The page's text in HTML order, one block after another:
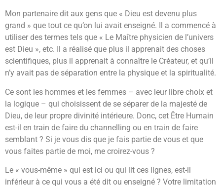
Mon partenaire dit aux gens que « Dieu est devenu plus
grand » que tout ce qu’on lui avait enseigné. Il a commencé à
utiliser des termes tels que « Le Maître physicien de l’univers
est Dieu », etc. Il a réalisé que plus il apprenait des choses
scientifiques, plus il apprenait à connaître le Créateur, et qu’il
n’y avait pas de séparation entre la physique et la spiritualité.
Ce sont les hommes et les femmes – avec leur libre choix et
la logique – qui choisissent de se séparer de la majesté de
Dieu, de leur propre divinité intérieure. Donc, cet Être Humain
est-il en train de faire du channelling ou en train de faire
semblant ? Si je vous dis que je fais partie de vous et que
vous faites partie de moi, me croirez-vous ?
Le « vous-même » qui est ici ou qui lit ces lignes, est-il
inférieur à ce qui vous a été dit ou enseigné ? Votre limitation